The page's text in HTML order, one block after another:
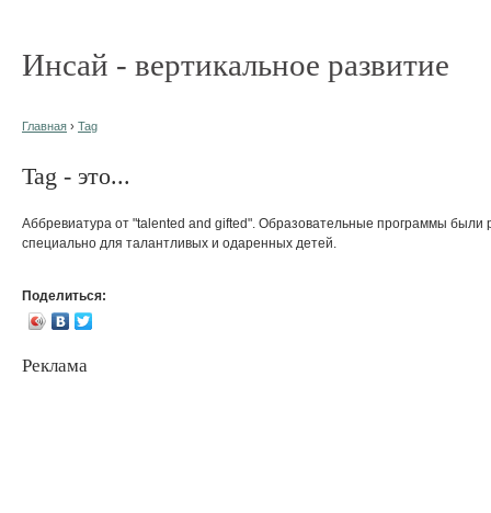
Инсай - вертикальное развитие
Главная › Tag
Tag - это...
Аббревиатура от "talented and gifted". Образовательные программы были
специально для талантливых и одаренных детей.
Поделиться:
Реклама